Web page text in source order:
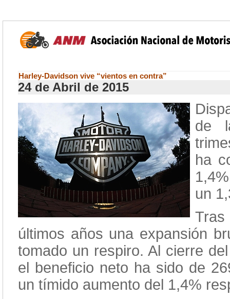
Harley-Davidson vive “vientos en contra”
24 de Abril de 2015
de
ha
un
Tras
últimos años una expansión
tomado un respiro. Al cierre
el beneficio neto ha sido de
un tímido aumento del 1,4%